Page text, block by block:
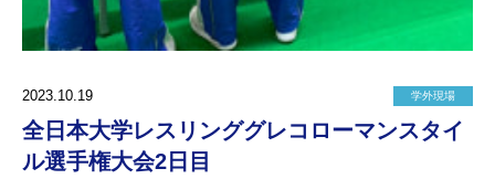
2023.10.19 学外現場
全日本大学レスリンググレコローマンスタイ
ル選手権大会2日目